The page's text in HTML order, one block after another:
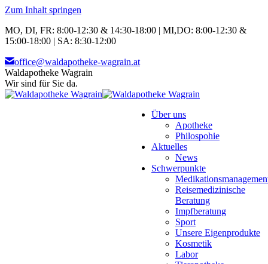
Zum Inhalt springen
MO, DI, FR: 8:00-12:30 & 14:30-18:00 | MI,DO: 8:00-12:30 &
15:00-18:00 | SA: 8:30-12:00
office@waldapotheke-wagrain.at
Waldapotheke Wagrain
Wir sind für Sie da.
Über uns
Apotheke
Philospohie
Aktuelles
News
Schwerpunkte
Reisemedizinische
Beratung
Impfberatung
Sport
Unsere Eigenprodukte
Kosmetik
Labor